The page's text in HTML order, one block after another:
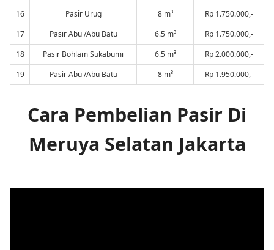
16
Pasir Urug 8 m³
Rp 1.750.000,-
17
Pasir Abu /Abu Batu 6.5 m³
Rp 1.750.000,-
18
Pasir Bohlam Sukabumi 6.5 m³
Rp 2.000.000,-
19
Pasir Abu /Abu Batu 8 m³ Rp 1.950.000,-
Cara Pembelian Pasir Di
Meruya Selatan Jakarta